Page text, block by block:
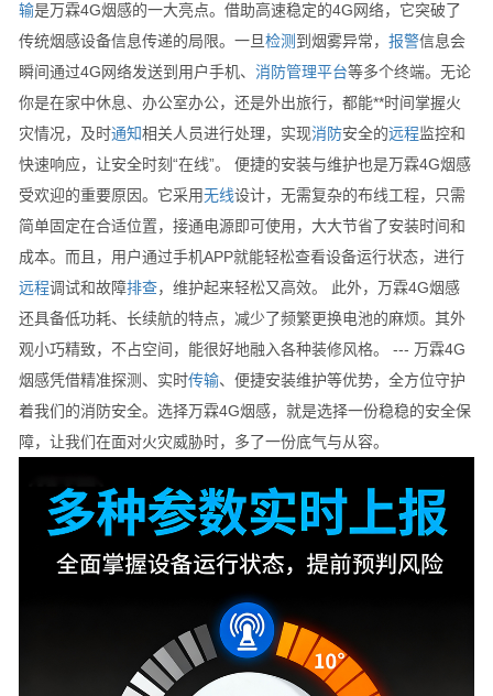
输是万霖4G烟感的一大亮点。借助高速稳定的4G网络，它突破了
传统烟感设备信息传递的局限。一旦检测 到烟雾异常， 报警信息会
瞬间通过4G网络发送到用户手机、 消防管理平台等多个终端。无论
你是在家中休息、办公室办公，还是外出旅行，都能**时间掌握火
灾情况，及时通知相关人员进行处理，实现消防安全的远程监控和
快速响应，让安全时刻“在线”。 便捷的安装与维护也是万霖4G烟感
受欢迎的重要原因。它采用无线设计，无需复杂的布线工程，只需
简单固定在合适位置，接通电源即可使用，大大节省了安装时间和
成本。而且，用户通过手机APP就能轻松查看设备运行状态，进行
远程调试和故障排查，维护起来轻松又高效。 此外，万霖4G烟感
还具备低功耗、长续航的特点，减少了频繁更换电池的麻烦。其外
观小巧精致，不占空间，能很好地融入各种装修风格。 --- 万霖4G
烟感凭借精准探测、实时传输、便捷安装维护等优势，全方位守护
着我们的消防安全。选择万霖4G烟感，就是选择一份稳稳的安全保
障，让我们在面对火灾威胁时，多了一份底气与从容。